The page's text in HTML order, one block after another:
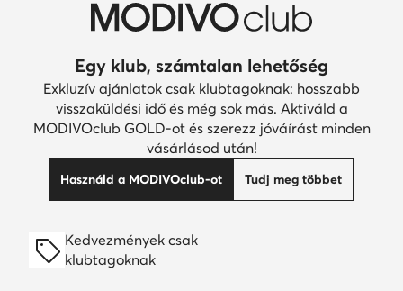
Egy klub, számtalan lehetőség
Exkluzív ajánlatok csak klubtagoknak: hosszabb
visszaküldési idő és még sok más. Aktiváld a
MODIVOclub GOLD-ot és szerezz jóváírást minden
vásárlásod után!
Használd a MODIVOclub-ot Tudj meg többet
Kedvezmények csak
klubtagoknak